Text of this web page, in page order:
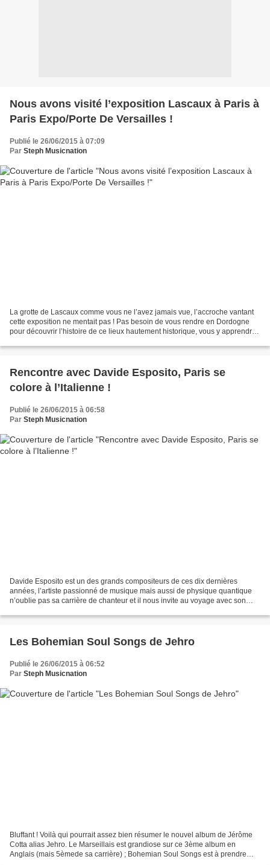
Nous avons visité l’exposition Lascaux à Paris à
Paris Expo/Porte De Versailles !
Publié le 26/06/2015 à 07:09
Par Steph Musicnation
La grotte de Lascaux comme vous ne l’avez jamais vue, l’accroche vantant
cette exposition ne mentait pas ! Pas besoin de vous rendre en Dordogne
pour découvrir l’histoire de ce lieux hautement historique, vous y apprendrez
Rencontre avec Davide Esposito, Paris se
colore à l’Italienne !
Publié le 26/06/2015 à 06:58
Par Steph Musicnation
Davide Esposito est un des grands compositeurs de ces dix dernières
années, l’artiste passionné de musique mais aussi de physique quantique
n’oublie pas sa carrière de chanteur et il nous invite au voyage avec son
Les Bohemian Soul Songs de Jehro
Publié le 26/06/2015 à 06:52
Par Steph Musicnation
Bluffant ! Voilà qui pourrait assez bien résumer le nouvel album de Jérôme
Cotta alias Jehro. Le Marseillais est grandiose sur ce 3ème album en
Anglais (mais 5èmede sa carrière) ; Bohemian Soul Songs est à prendre